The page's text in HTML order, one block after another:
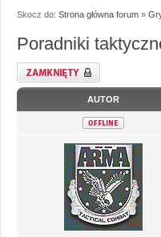
Skocz do: Strona główna forum »
Poradniki
Zablokowany
AUTOR